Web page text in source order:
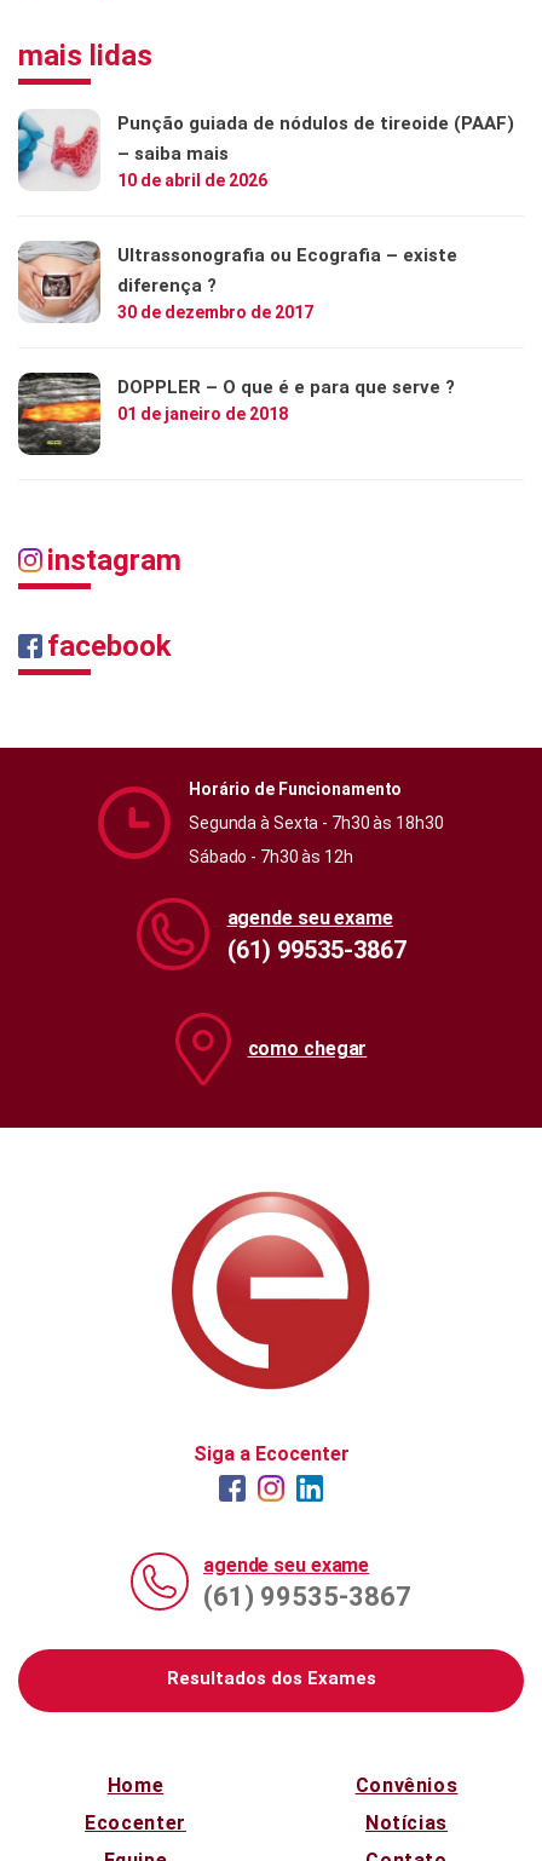
mais lidas
Punção guiada de nódulos de tireoide (PAAF)
– saiba mais
10 de abril de 2026
Ultrassonografia ou Ecografia – existe
diferença ?
30 de dezembro de 2017
DOPPLER – O que é e para que serve ?
01 de janeiro de 2018
instagram
facebook
Horário de Funcionamento
Segunda à Sexta - 7h30 às 18h30
Sábado - 7h30 às 12h
agende seu exame
(61) 99535-3867
como chegar
Siga a Ecocenter
agende seu exame
(61) 99535-3867
Resultados dos Exames
Home
Ecocenter
Convênios
Notícias